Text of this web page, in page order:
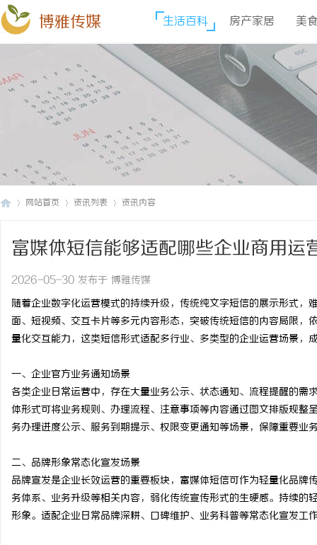
博雅传媒 生活百科 房产家居 美
网站首页 资讯列表 资讯内容
富媒体短信能够适配哪些企业商用运
2026-05-30 发布于 博雅传媒
随着企业数字化运营模式的持续升级，传统纯文字短信的展示形式
面、短视频、交互卡片等多元内容形态，突破传统短信的内容局限
量化交互能力，这类短信形式适配多行业、多类型的企业运营场景，
一、企业官方业务通知场景
各类企业日常运营中，存在大量业务公示、状态通知、流程提醒的
体形式可将业务规则、办理流程、注意事项等内容通过图文排版规
务办理进度公示、服务到期提示、权限变更通知等场景，保障重要业
二、品牌形象常态化宣发场景
品牌宣发是企业长效运营的重要板块，富媒体短信可作为轻量化品
务体系、业务升级等相关内容，弱化传统宣传形式的生硬感。持续
形象。适配企业日常品牌深耕、口碑维护、业务科普等常态化宣发工